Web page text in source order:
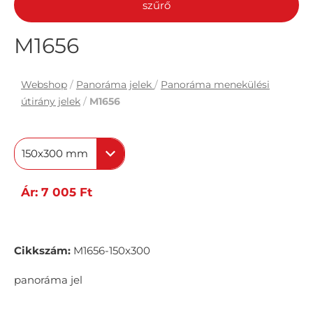
szűrő
M1656
Webshop / Panoráma jelek / Panoráma menekülési
útirány jelek / M1656
150x300 mm
Ár: 7 005 Ft
Cikkszám: M1656-150x300
panoráma jel